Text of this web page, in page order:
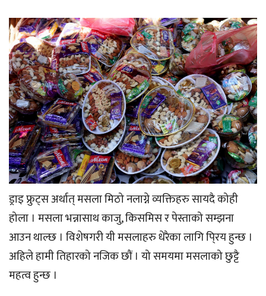
ड्राइ फ्रुट्स अर्थात् मसला मिठो नलाग्ने व्यक्तिहरु सायदै कोही
होला । मसला भन्नासाथ काजु, किसमिस र पेस्ताको सम्झना
आउन थाल्छ । विशेषगरी यी मसलाहरु धेरैका लागि पि्रय हुन्छ ।
अहिले हामी तिहारको नजिक छौं । यो समयमा मसलाको छुट्टै
महत्व हुन्छ ।